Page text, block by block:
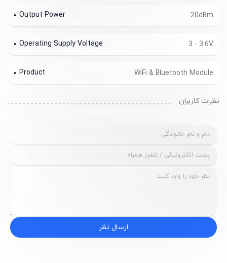
20dBm
Output Power
3 - 3.6V
Operating Supply Voltage
WiFi & Bluetooth Module
Product
نظرات کاربران
ارسال نظر